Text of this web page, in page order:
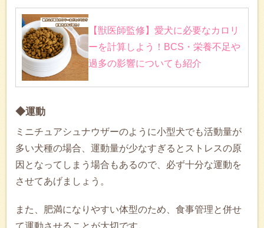
【獣医師監修】愛犬に必要なカロリ
ーを計算しよう！BCS・栄養不足や
過多の影響についても紹介
◆運動
ミニチュアシュナウザーのように小型犬でも活動量が
多い犬種の場合、運動量が少なすぎるとストレスの原
因となってしまう場合もあるので、必ず十分な運動を
させてあげましょう。
また、肥満になりやすい体型のため、食事管理と併せ